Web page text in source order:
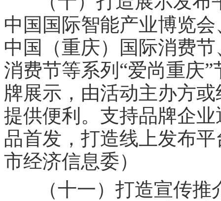
中国国际智能产业博览
中国（重庆）国际消费
消费节等系列 “爱尚重庆”
牌展示，由活动主办方
提供便利。支持品牌企
品首发，打造线上发布
市经济信息委）
（十一）打造宣传推